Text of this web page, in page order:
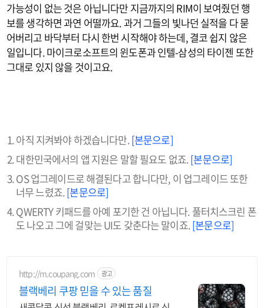
가능성이 없는 것은 아닙니다만 지금까지의 RIM이 보여줬던 행
보를 생각하면 과연 어떨까요. 과거 그들의 빛나던 실적을 다 묻
어버리고 바닥부터 다시 한번 시작해야 하는데, 결코 쉽지 않은
일입니다. 마이크로소프트의 윈도폰과 인텔-삼성의 타이젠 또한
그대로 있지 않을 것이고요.
아직 지켜봐야 하겠습니다만.[본문으로]
대한민국에서의 앱 지원은 말할 필요도 없죠.[본문으로]
OS 업그레이드로 해결된다고 합니다만, 이 업그레이드 또한
너무 느렸죠.[본문으로]
QWERTY 키패드를 아예 포기한 건 아닙니다. 풀터치스크린 폰
도 나오고 그에 걸맞는 UI도 갖춘다는 말이죠.[본문으로]
http://m.coupang.com 광고
블랙베리 쿠팡 믿을 수 있는 품질